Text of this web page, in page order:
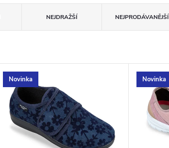
NEJDRAŽŠÍ NEJPRODÁVANĚJŠÍ
Novinka Novinka